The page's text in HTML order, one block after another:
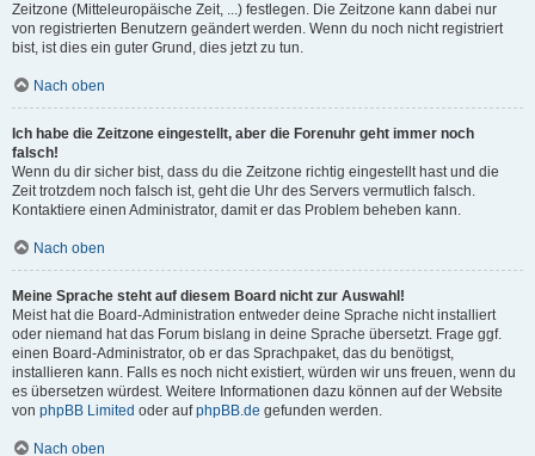
Zeitzone (Mitteleuropäische Zeit, ...) festlegen. Die Zeitzone kann dabei nur
von registrierten Benutzern geändert werden. Wenn du noch nicht registriert
bist, ist dies ein guter Grund, dies jetzt zu tun.
Nach oben
Ich habe die Zeitzone eingestellt, aber die Forenuhr geht immer noch
falsch!
Wenn du dir sicher bist, dass du die Zeitzone richtig eingestellt hast und die
Zeit trotzdem noch falsch ist, geht die Uhr des Servers vermutlich falsch.
Kontaktiere einen Administrator, damit er das Problem beheben kann.
Nach oben
Meine Sprache steht auf diesem Board nicht zur Auswahl!
Meist hat die Board-Administration entweder deine Sprache nicht installiert
oder niemand hat das Forum bislang in deine Sprache übersetzt. Frage ggf.
einen Board-Administrator, ob er das Sprachpaket, das du benötigst,
installieren kann. Falls es noch nicht existiert, würden wir uns freuen, wenn du
es übersetzen würdest. Weitere Informationen dazu können auf der Website
von phpBB Limited oder aufphpBB.de gefunden werden.
Nach oben